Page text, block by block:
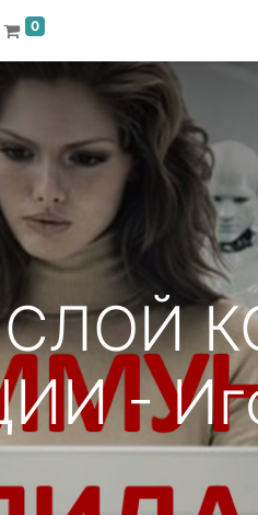
0
СЛОЙ
-